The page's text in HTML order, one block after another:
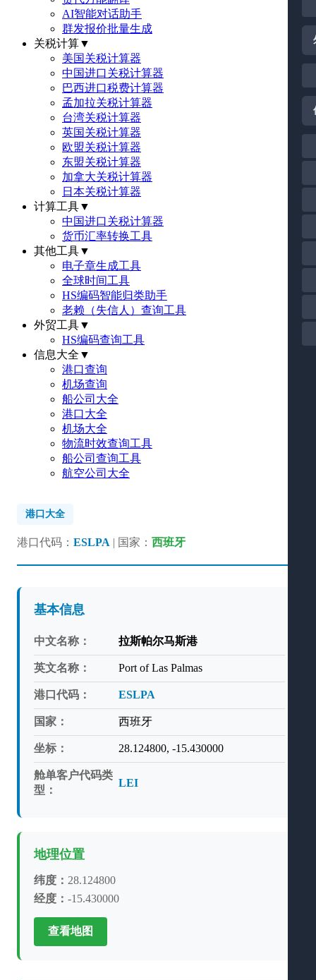
AI智能对话助手
群发报价批量生成
关税计算▼
美国关税计算器
中国进口关税计算器
巴西进口税费计算器
孟加拉关税计算器
台湾关税计算器
英国关税计算器
欧盟关税计算器
东盟关税计算器
加拿大关税计算器
日本关税计算器
计算工具▼
中国进口关税计算器
货币汇率转换工具
其他工具▼
电子章生成工具
全球时间工具
HS编码智能归类助手
老赖（失信人）查询工具
外贸工具▼
HS编码查询工具
信息大全 ▼
港口查询
机场查询
船公司大全
港口大全
机场大全
物流时效查询工具
船公司查询工具
航空公司大全
港口大全
港口代码： ESLPA | 国家： 西班牙
基本信息
中文名称： 拉斯帕尔马斯港
英文名称： Port of Las Palmas
港口代码： ESLPA
国家： 西班牙
坐标： 28.124800, -15.430000
舱单客户代码类
型：
LEI
地理位置
纬度： 28.124800
经度： -15.430000
查看地图